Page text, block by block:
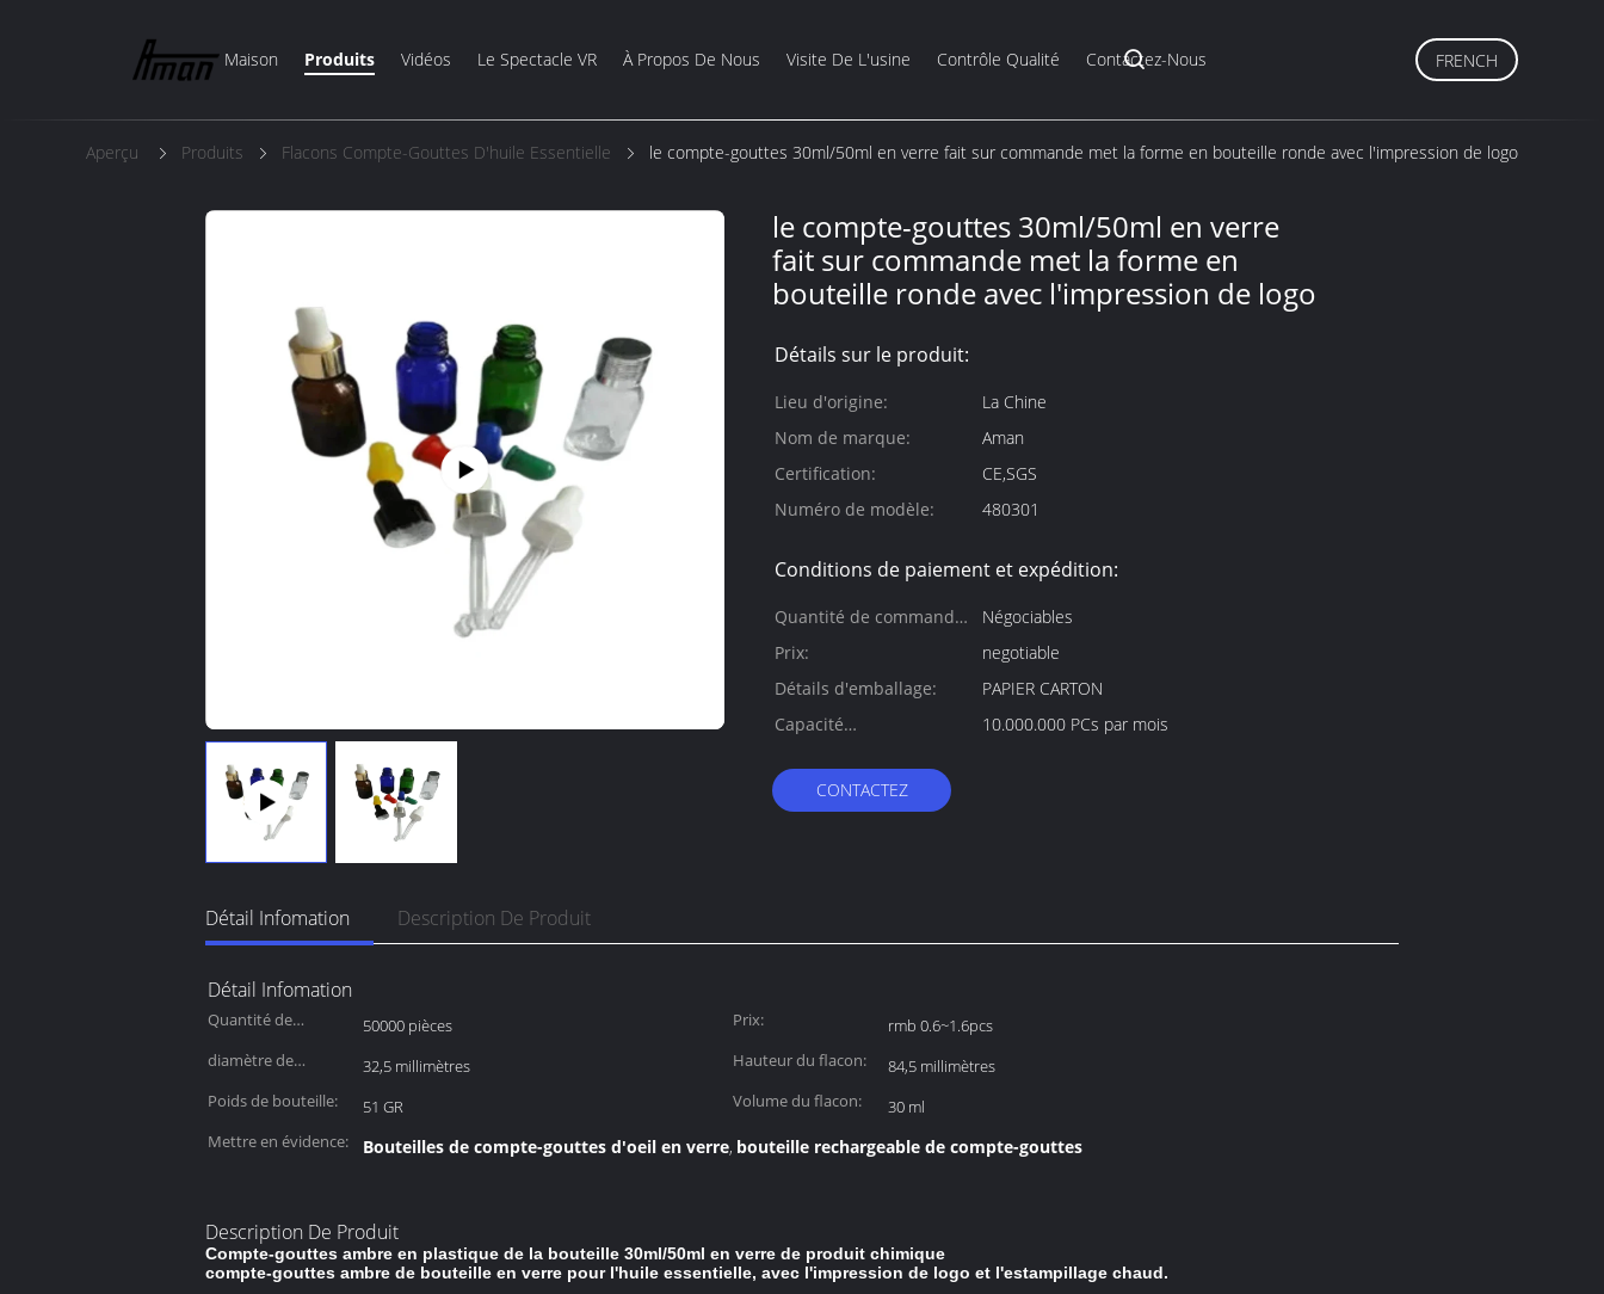
Maison Produits Vidéos Le Spectacle VR À Propos De Nous Visite De L'usine Contrôle Qualité Contactez-Nous FRENCH
Aperçu Produits Flacons Compte-Gouttes D'huile Essentielle le compte-gouttes 30ml/50ml en verre fait sur commande met la forme en bouteille ronde avec l'impression de logo
le compte-gouttes 30ml/50ml en verre
fait sur commande met la forme en
bouteille ronde avec l'impression de logo
Détails sur le produit:
Lieu d'origine:
La Chine
Nom de marque:
Aman
Certification:
CE,SGS
Numéro de modèle:
480301
Conditions de paiement et expédition:
Quantité de commande
min:
Négociables
Prix:
negotiable
Détails d'emballage:
PAPIER CARTON
Capacité
10.000.000 PCs par mois
CONTACTEZ
Détail Infomation Description De Produit
Détail Infomation
Quantité de
50000 pièces Prix:
rmb 0.6~1.6pcs
diamètre de
32,5 millimètres Hauteur du flacon:
84,5 millimètres
Poids de bouteille:
51 GR Volume du flacon:
30 ml
Mettre en évidence:
Bouteilles de compte-gouttes d'oeil en verre, bouteille rechargeable de compte-gouttes
Description De Produit
Compte-gouttes ambre en plastique de la bouteille 30ml/50ml en verre de produit chimique
compte-gouttes ambre de bouteille en verre pour l'huile essentielle, avec l'impression de logo et l'estampillage chaud.